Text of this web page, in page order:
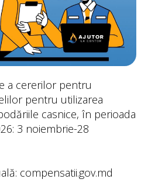
a cererilor pentru
pentru utilizarea
casnice, în perioada
3 noiembrie-28
compensatii.gov.md